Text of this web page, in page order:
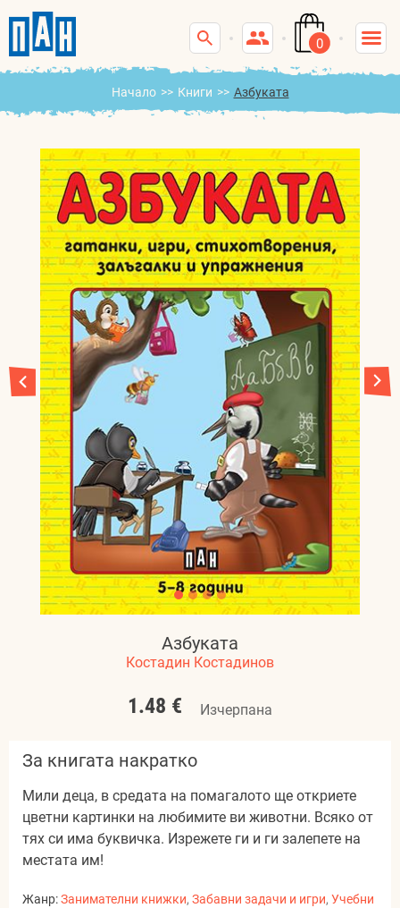
0
Начало >> Книги >> Азбуката
Азбуката
Костадин Костадинов
1.48 € Изчерпана
За книгата накратко
Мили деца, в средата на помагалото ще откриете
цветни картинки на любимите ви животни. Всяко от
тях си има буквичка. Изрежете ги и ги залепете на
местата им!
Жанр:Занимателни книжки, Забавни задачи и игри, Учебни